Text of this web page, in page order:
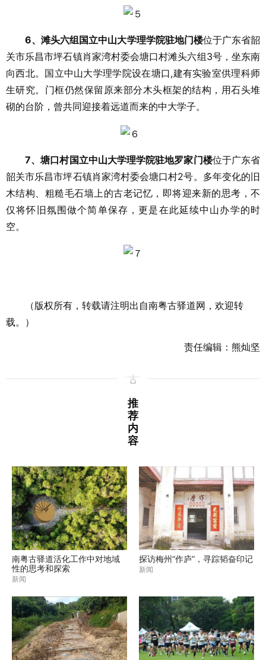
6、滩头六组国立中山大学理学院驻地门楼位于广东省韶
关市乐昌市坪石镇肖家湾村委会塘口村滩头六组3号，坐东南
向西北。国立中山大学理学院设在塘口,建有实验室供理科师
生研究。门框仍然保留原来部分木头框架的结构，用石头堆
砌的台阶，曾共同迎接着远道而来的中大学子。
7、塘口村国立中山大学理学院驻地罗家门楼位于广东省
韶关市乐昌市坪石镇肖家湾村委会塘口村2号。多年变化的旧
木结构、粗糙毛石墙上的古老记忆，即将迎来新的思考，不
仅将怀旧氛围做个简单保存，更是在此延续中山办学的时
空。
（版权所有，转载请注明出自南粤古驿道网，欢迎转
载。）
责任编辑：熊灿坚
推
荐
内
容
南粤古驿道活化工作中对地域
性的思考和探索
新闻
探访梅州“作庐”，寻踪韬奋印记
新闻